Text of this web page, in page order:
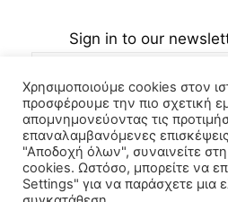
Sign in to our
Copyrights 2025
Χρησιμοποιούμε cookies στον
προσφέρουμε την πιο σχετική
απομνημονεύοντας τις
επαναλαμβανόμενες
"Αποδοχή όλων", συναινείτε
cookies. Ωστόσο, μπορείτε να
Settings" για να παράσχετε μια